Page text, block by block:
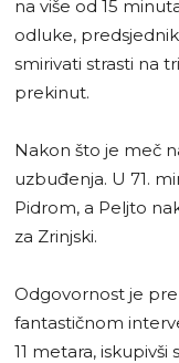
na više od 15
odluke,
smirivati strasti na
prekinut.
Nakon što je meč
uzbuđenja. U 71.
Pidrom, a Peljto
za Zrinjski.
Odgovornost je
fantastičnom
11 metara,